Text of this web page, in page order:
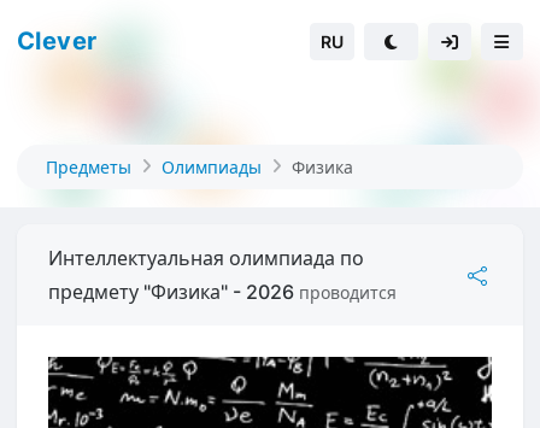
Clever RU
Предметы Олимпиады Физика
Интеллектуальная олимпиада по
предмету "Физика" - 2026 проводится